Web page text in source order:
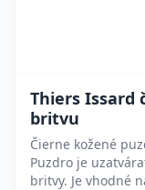
Thiers Issard
britvu
Čierne kožené
Puzdro je
britvy. Je vhodné